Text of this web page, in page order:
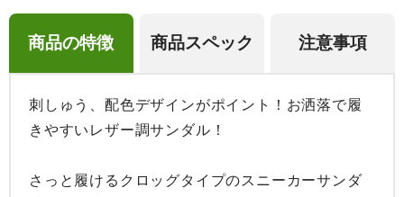
商品の特徴 商品スペック 注意事項
刺しゅう、配色デザインがポイント！お洒落で履
きやすいレザー調サンダル！
さっと履けるクロッグタイプのスニーカーサンダ